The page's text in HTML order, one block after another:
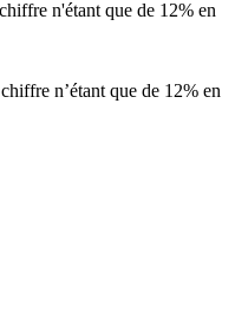
n'étant que de 12% en
n’étant que de 12% en